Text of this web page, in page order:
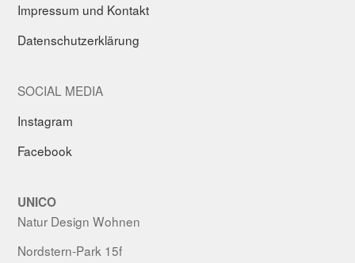
Impressum und Kontakt
Datenschutzerklärung
SOCIAL MEDIA
Instagram
Facebook
UNICO
Natur Design Wohnen
Nordstern-Park 15f